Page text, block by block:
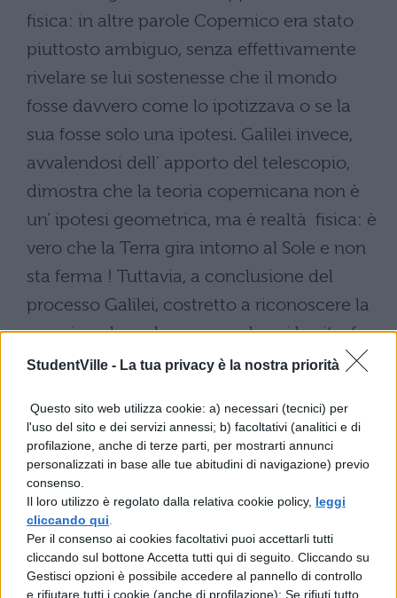
StudentVille - La tua privacy è la nostra priorità
Questo sito web utilizza cookie: a) necessari (tecnici) per
l'uso del sito e dei servizi annessi; b) facoltativi (analitici e di
profilazione, anche di terze parti, per mostrarti annunci
personalizzati in base alle tue abitudini di navigazione) previo
consenso.
Il loro utilizzo è regolato dalla relativa cookie policy, leggi
cliccando qui
Per il consenso ai cookies facoltativi puoi accettarli tutti
cliccando sul bottone Accetta tutti qui di seguito. Cliccando su
Gestisci opzioni è possibile accedere al pannello di controllo
e rifiutare tutti i cookie (anche di profilazione); Se rifiuti tutto,